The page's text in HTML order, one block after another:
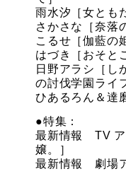
雨水汐［女とも
さかさな［奈落
こるせ［伽藍の
はづき［おそと
日野アラシ［し
の討伐学園ライ
ひあるろん＆達
●特集：
最新情報 TV ア
嬢。］
最新情報 劇場